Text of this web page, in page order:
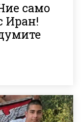
само
Иран!